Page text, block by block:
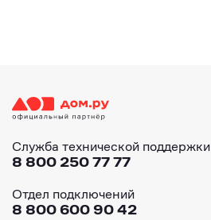
Служба технической поддержки
8 800 250 77 77
Отдел подключений
8 800 600 90 42